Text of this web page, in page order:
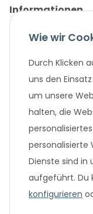
Informationen
Gesetzliche
Unternehmen
Beliebte
Wie wir
Durch Klicken
uns den
um unsere
halten, die
personalisierte
Dienste sind in
aufgeführt. Du
konfigurieren